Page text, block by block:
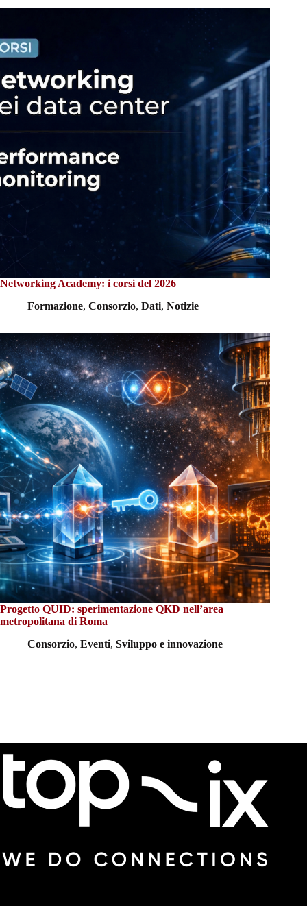
Networking Academy: i corsi del 2026
Formazione, Consorzio, Dati, Notizie
Progetto QUID: sperimentazione QKD nell’area
metropolitana di Roma
Consorzio, Eventi, Sviluppo e innovazione